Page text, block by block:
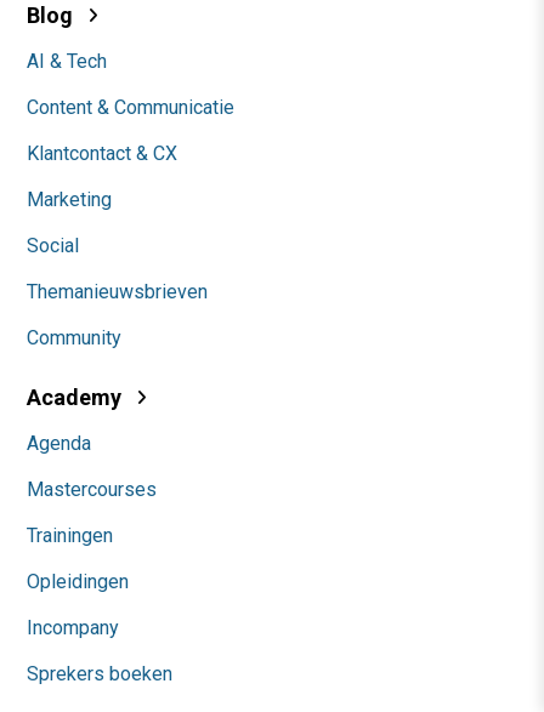
Blog
AI & Tech
Content & Communicatie
Klantcontact & CX
Marketing
Social
Themanieuwsbrieven
Community
Academy
Agenda
Mastercourses
Trainingen
Opleidingen
Incompany
Sprekers boeken